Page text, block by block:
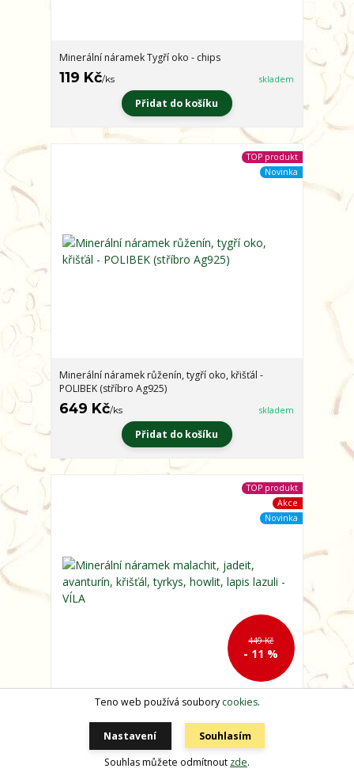
Minerální náramek Tygří oko - chips
119 Kč/ks skladem
Přidat do košíku
TOP produkt
Novinka
Minerální náramek růženín, tygří oko, křišťál -
POLIBEK (stříbro Ag925)
649 Kč/ks skladem
Přidat do košíku
TOP produkt
Akce
Novinka
449 Kč
- 11 %
Minerální náramek malachit, jadeit, avanturín,
křišťál, tyrkys, howlit, lapis lazuli - VÍLA
399 Kč/ks
Přidat do košíku
Teno web používá soubory cookies.
Nastavení
Souhlasím
Souhlas můžete odmítnout zde.